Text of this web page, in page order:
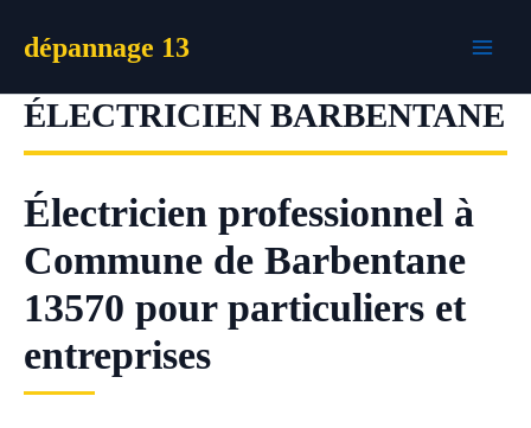
dépannage 13
ÉLECTRICIEN BARBENTANE
Électricien professionnel à
Commune de Barbentane
13570 pour particuliers et
entreprises